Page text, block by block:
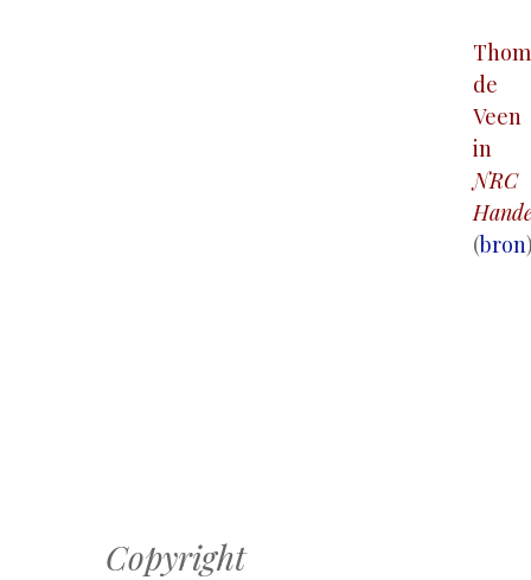
de
Veen
in
NRC
(bron
Copyright